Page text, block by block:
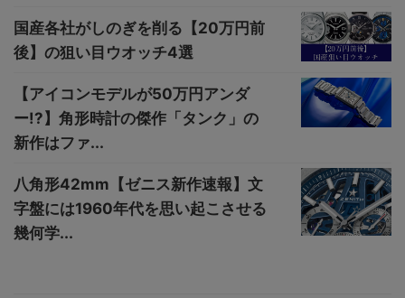
国産各社がしのぎを削る【20万円前
後】の狙い目ウオッチ4選
【アイコンモデルが50万円アンダ
ー!?】角形時計の傑作「タンク」の
新作はファ...
八角形42mm【ゼニス新作速報】文
字盤には1960年代を思い起こさせる
幾何学...